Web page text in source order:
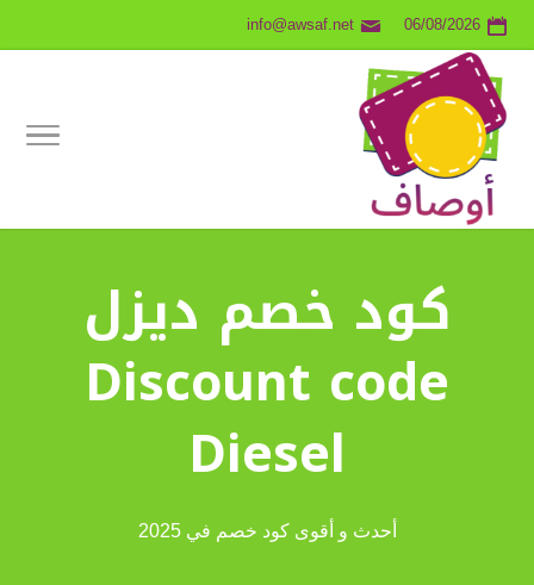
06/08/2026
info@awsaf.net
كود خصم ديزل
Discount code
Diesel
أحدث و أقوى كود خصم في 2025